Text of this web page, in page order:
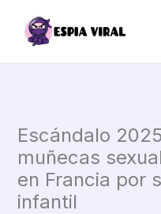
contenido
Escándalo
muñecas
en Francia por
infantil